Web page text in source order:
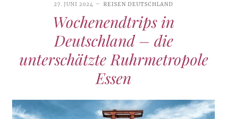
27. JUNI 2024 REISEN DEUTSCHLAND
Wochenendtrips in
Deutschland – die
unterschätzte Ruhrmetropole
Essen